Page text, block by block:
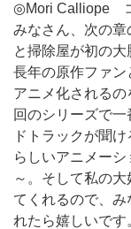
◎Mori Calliope
みなさん、次の章
と掃除屋が初の大
長年の原作ファ
アニメ化される
回のシリーズで
ドトラックが聞
らしいアニメー
～。そして私の
てくれるので、み
れたら嬉しいです